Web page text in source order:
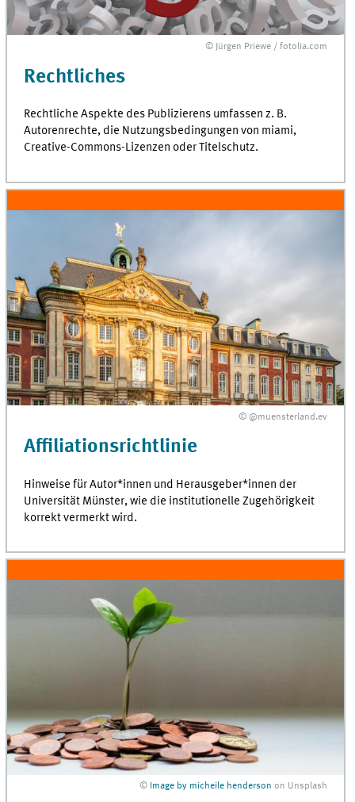
© Jürgen Priewe / fotolia.com
Rechtliches
Rechtliche Aspekte des Publizierens umfassenz. B.
Autorenrechte, die Nutzungsbedingungen von miami,
Creative-Commons-Lizenzen oder Titelschutz.
© @muensterland.ev
Affiliationsrichtlinie
Hinweise für Autor*innen und Herausgeber*innen der
Universität Münster, wie die institutionelle Zugehörigkeit
korrekt vermerkt wird.
© Image by micheile henderson on Unsplash